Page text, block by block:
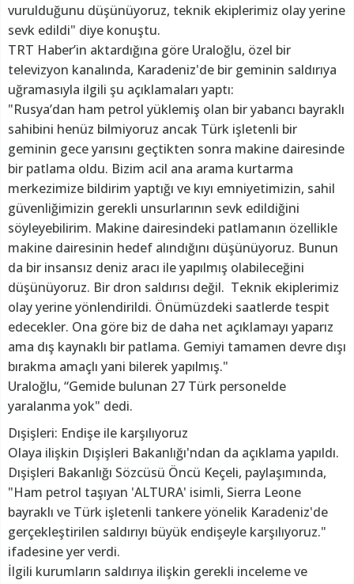
vurulduğunu düşünüyoruz, teknik ekiplerimiz olay yerine
sevk edildi" diye konuştu.
TRT Haber’in aktardığına göre Uraloğlu, özel bir
televizyon kanalında, Karadeniz'de bir geminin saldırıya
uğramasıyla ilgili şu açıklamaları yaptı:
"Rusya’dan ham petrol yüklemiş olan bir yabancı bayraklı
sahibini henüz bilmiyoruz ancak Türk işletenli bir
geminin gece yarısını geçtikten sonra makine dairesinde
bir patlama oldu. Bizim acil ana arama kurtarma
merkezimize bildirim yaptığı ve kıyı emniyetimizin, sahil
güvenliğimizin gerekli unsurlarının sevk edildiğini
söyleyebilirim. Makine dairesindeki patlamanın özellikle
makine dairesinin hedef alındığını düşünüyoruz. Bunun
da bir insansız deniz aracı ile yapılmış olabileceğini
düşünüyoruz. Bir dron saldırısı değil. Teknik ekiplerimiz
olay yerine yönlendirildi. Önümüzdeki saatlerde tespit
edecekler. Ona göre biz de daha net açıklamayı yaparız
ama dış kaynaklı bir patlama. Gemiyi tamamen devre dışı
bırakma amaçlı yani bilerek yapılmış."
Uraloğlu, “Gemide bulunan 27 Türk personelde
yaralanma yok" dedi.
Dışişleri: Endişe ile karşılıyoruz
Olaya ilişkin Dışişleri Bakanlığı'ndan da açıklama yapıldı.
Dışişleri Bakanlığı Sözcüsü Öncü Keçeli, paylaşımında,
"Ham petrol taşıyan 'ALTURA' isimli, Sierra Leone
bayraklı ve Türk işletenli tankere yönelik Karadeniz'de
gerçekleştirilen saldırıyı büyük endişeyle karşılıyoruz."
ifadesine yer verdi.
İlgili kurumların saldırıya ilişkin gerekli inceleme ve